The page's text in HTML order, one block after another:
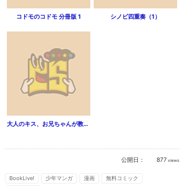
コドモのコドモ 分冊版 1 シノビ四重奏（1）
大人のキス、お兄ちゃんが教えてくれた（1）
公開日： 877 views
BookLive! 少年マンガ 漫画
無料コミック